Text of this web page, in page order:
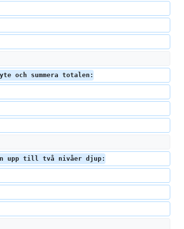
och summera totalen:
upp till två nivåer djup: